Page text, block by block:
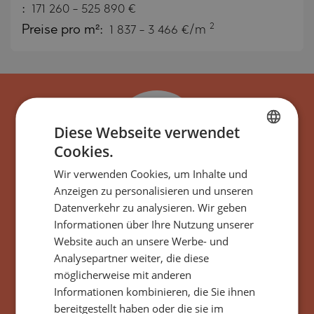
: 171 260 - 525 890 €
Preise pro m²: 1 837 - 3 466 €/m 2
Abonnieren Sie unseren
Newsletter, um über die
neuesten Angebote und
Projekte mit ähnlichen
ENGLISH
GERMAN
FRENCH
ROMANIAN
Diese Webseite verwendet
Cookies.
Wir verwenden Cookies, um Inhalte und
Anzeigen zu personalisieren und unseren
Datenverkehr zu analysieren. Wir geben
Informationen über Ihre Nutzung unserer
Website auch an unsere Werbe- und
Analysepartner weiter, die diese
möglicherweise mit anderen
Informationen kombinieren, die Sie ihnen
bereitgestellt haben oder die sie im